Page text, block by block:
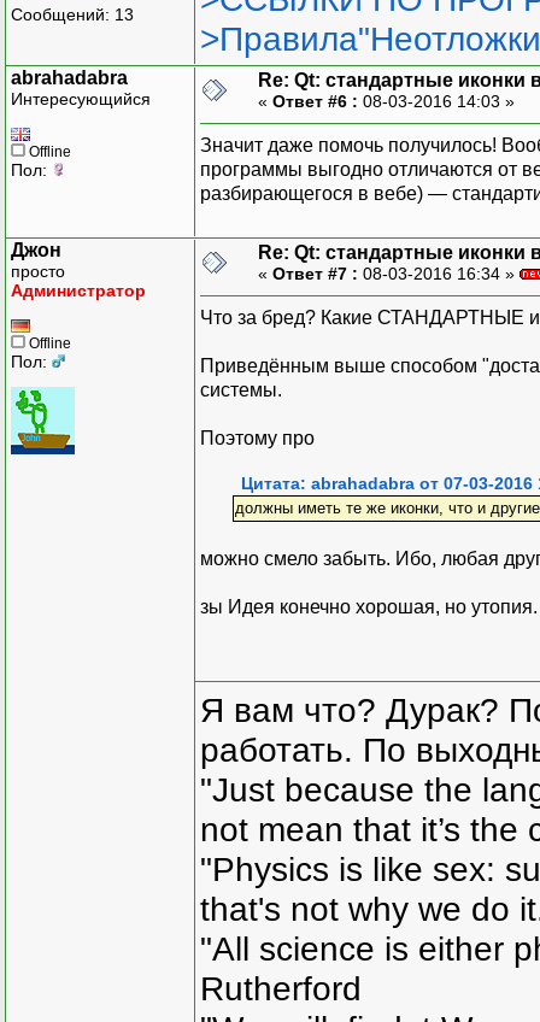
Сообщений: 13
abrahadabra
Интересующийся
Offline
Пол:
Re: Qt: стандартные иконки
« Ответ #6 : 08-03-2016 14:03 »
Значит даже помочь получилось!
программы выгодно отличаются от
разбирающегося в вебе) —
Джон
просто
Администратор
Offline
Пол:
Re: Qt: стандартные иконки
« Ответ #7 : 08-03-2016 16:34 »
Что за бред? Какие СТАНДАРТНЫЕ
Приведённым выше способом
системы.
Поэтому про
Цитата: abrahadabra от 07-03-2016
должны иметь те же иконки, что и
можно смело забыть. Ибо, любая
зы Идея конечно хорошая, но
Я вам что? Дурак?
работать. По
"Just because the
not mean that it’s the
"Physics is like sex:
that's not why we do
"All science is either
Rutherford